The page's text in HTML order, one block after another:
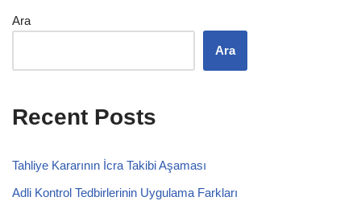
Ara
Ara
Recent Posts
Tahliye Kararının İcra Takibi Aşaması
Adli Kontrol Tedbirlerinin Uygulama Farkları